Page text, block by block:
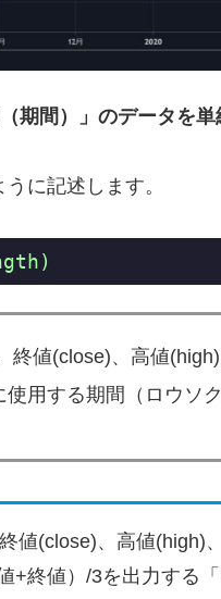
期間）」のデータを
に記述します。
終値(close)、高値
使用する期間（ロウソ
値(close)、高値(high)
+終値）/3を出力する